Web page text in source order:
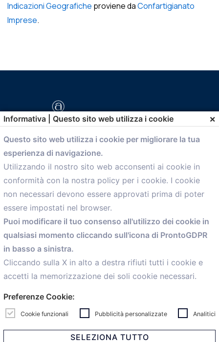
Indicazioni Geografiche proviene daConfartigianato
Imprese.
comunicazione@confartigianato.bo.it
Menù
Home
Servizi
Convenzioni
Voce delle Nostre aziende
Informazioni Ex L. 124/2017
News
personalCaf
Informativa | Questo sito web utilizza i cookie ×
Questo sito web utilizza i cookie per migliorare la tua
esperienza di navigazione.
Utilizzando il nostro sito web acconsenti ai cookie in
conformità con la nostra policy per i cookie. I cookie
non necessari devono essere approvati prima di poter
essere impostati nel browser.
Puoi modificare il tuo consenso all'utilizzo dei cookie in
qualsiasi momento cliccando sull'icona di ProntoGDPR
in basso a sinistra.
Cliccando sulla X in alto a destra rifiuti tutti i cookie e
accetti la memorizzazione dei soli cookie necessari.
Preferenze Cookie:
Cookie funzionali Pubblicità personalizzate Analitici
SELEZIONA TUTTO